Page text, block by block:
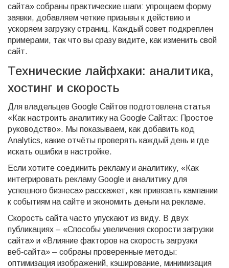
сайта» собраны практические шаги: упрощаем форму
заявки, добавляем четкие призывы к действию и
ускоряем загрузку страниц. Каждый совет подкреплен
примерами, так что вы сразу видите, как изменить свой
сайт.
Технические лайфхаки: аналитика,
хостинг и скорость
Для владельцев Google Сайтов подготовлена статья
«Как настроить аналитику на Google Сайтах: Простое
руководство». Мы показываем, как добавить код
Analytics, какие отчёты проверять каждый день и где
искать ошибки в настройке.
Если хотите соединить рекламу и аналитику, «Как
интегрировать рекламу Google и аналитику для
успешного бизнеса» расскажет, как привязать кампании
к событиям на сайте и экономить деньги на рекламе.
Скорость сайта часто упускают из виду. В двух
публикациях – «Способы увеличения скорости загрузки
сайта» и «Влияние факторов на скорость загрузки
веб‑сайта» – собраны проверенные методы:
оптимизация изображений, кэширование, минимизация